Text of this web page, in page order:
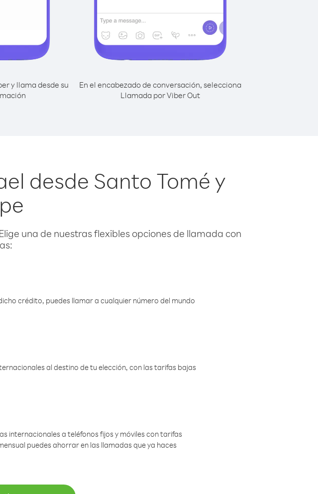
y llama desde su
En el encabezado de conversación, selecciona
Llamada por Viber Out
desde Santo Tomé y
una de nuestras flexibles opciones de llamada con
crédito, puedes llamar a cualquier número del mundo
al destino de tu elección, con las tarifas bajas
internacionales a teléfonos fijos y móviles con tarifas
puedes ahorrar en las llamadas que ya haces